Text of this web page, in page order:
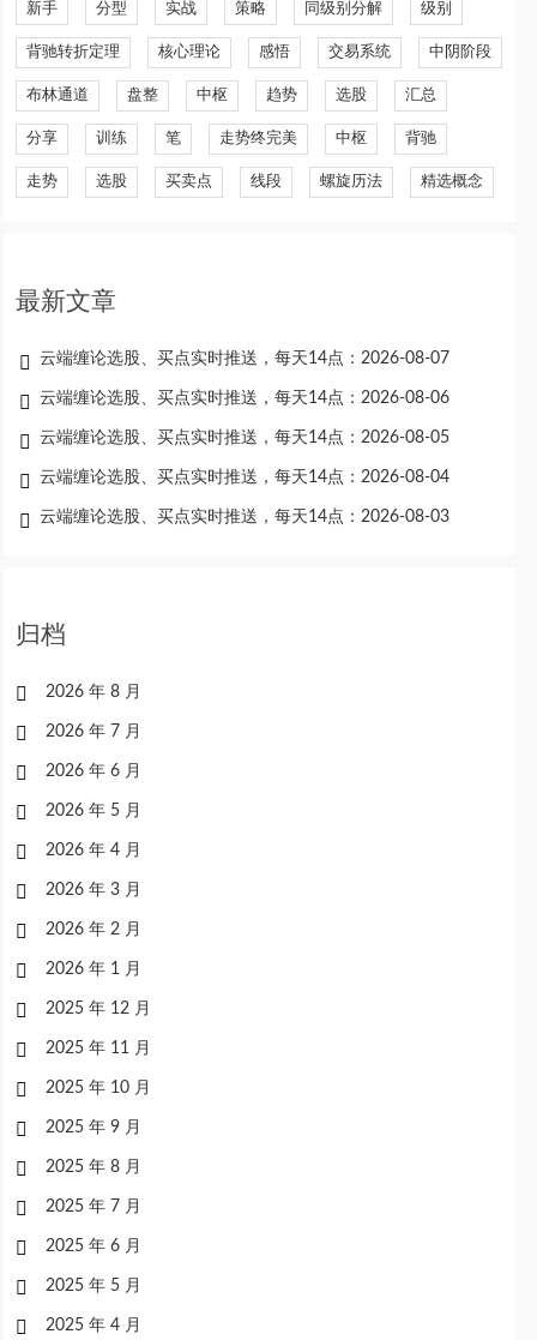
新手 分型 实战 策略 同级别分解 级别
背驰转折定理 核心理论 感悟 交易系统 中阴阶段
布林通道 盘整 中枢 趋势 选股 汇总
分享 训练 笔 走势终完美 中枢 背驰
走势 选股 买卖点 线段 螺旋历法 精选概念
最新文章
云端缠论选股、买点实时推送，每天14点：2026-08-07
云端缠论选股、买点实时推送，每天14点：2026-08-06
云端缠论选股、买点实时推送，每天14点：2026-08-05
云端缠论选股、买点实时推送，每天14点：2026-08-04
云端缠论选股、买点实时推送，每天14点：2026-08-03
归档
2026 年 8 月
2026 年 7 月
2026 年 6 月
2026 年 5 月
2026 年 4 月
2026 年 3 月
2026 年 2 月
2026 年 1 月
2025 年 12 月
2025 年 11 月
2025 年 10 月
2025 年 9 月
2025 年 8 月
2025 年 7 月
2025 年 6 月
2025 年 5 月
2025 年 4 月